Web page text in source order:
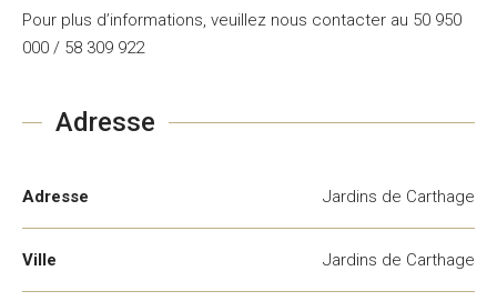
Pour plus d’informations, veuillez nous contacter au 50 950
000 / 58 309 922
Adresse
Adresse Jardins de Carthage
Ville Jardins de Carthage